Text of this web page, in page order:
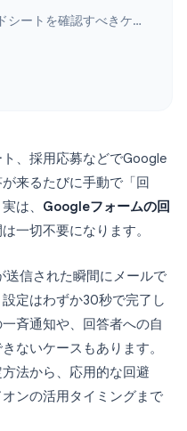
メール通知ではなくスプレッドシートを確認すべきケース
、採用応募などでGoogle
来るたびに手動で「回
は、 Googleフォームの回
一切不要になります。
信された瞬間にメールで
定はわずか30秒で完了し
斉通知や、回答者への自
ないケースもあります。
法から、応用的な回避
ンの活用タイミングまで